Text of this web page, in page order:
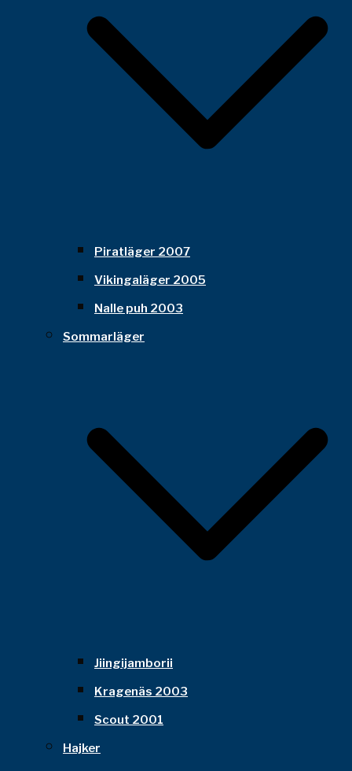
Piratläger 2007
Vikingaläger 2005
Nalle puh 2003
Sommarläger
Jiingijamborii
Kragenäs 2003
Scout 2001
Hajker